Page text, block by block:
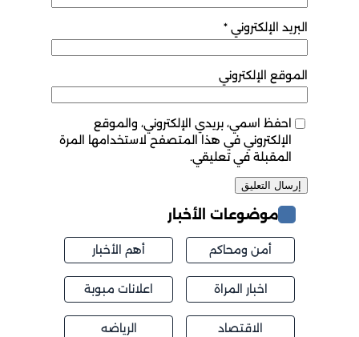
البريد الإلكتروني *
الموقع الإلكتروني
احفظ اسمي، بريدي الإلكتروني، والموقع
الإلكتروني في هذا المتصفح لاستخدامها المرة
المقبلة في تعليقي.
موضوعات الأخبار
أمن ومحاكم أهم الأخبار
اخبار المراة اعلانات مبوبة
الاقتصاد الرياضه